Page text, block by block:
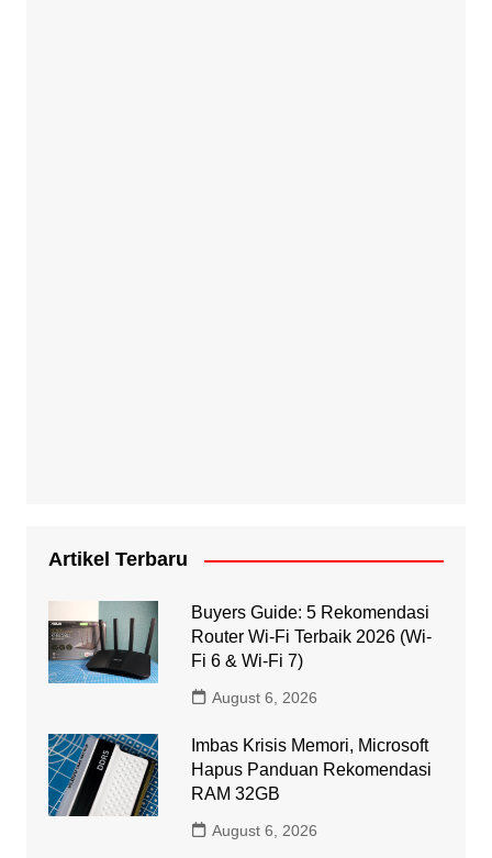
Artikel Terbaru
Buyers Guide: 5 Rekomendasi
Router Wi-Fi Terbaik 2026 (Wi-
Fi 6 & Wi-Fi 7)
August 6, 2026
Imbas Krisis Memori, Microsoft
Hapus Panduan Rekomendasi
RAM 32GB
August 6, 2026